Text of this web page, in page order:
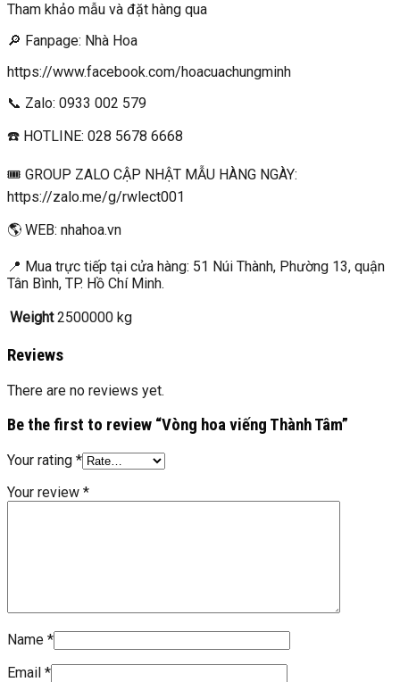
Tham khảo mẫu và đặt hàng qua
🔎 Fanpage: Nhà Hoa
https://www.facebook.com/hoacuachungminh
📞 Zalo: 0933 002 579
☎️ HOTLINE: 028 5678 6668
🎟 GROUP ZALO CẬP NHẬT MẪU HÀNG NGÀY:
https://zalo.me/g/rwlect001
🌎 WEB: nhahoa.vn
📍 Mua trực tiếp tại cửa hàng: 51 Núi Thành, Phường 13, quận
Tân Bình, TP. Hồ Chí Minh.
Weight 2500000 kg
Reviews
There are no reviews yet.
Be the first to review “Vòng hoa viếng Thành Tâm”
Your rating *
Your review *
Name *
Email *